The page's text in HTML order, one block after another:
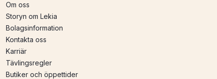
Om oss
Storyn om Lekia
Bolagsinformation
Kontakta oss
Karriär
Tävlingsregler
Butiker och öppettider